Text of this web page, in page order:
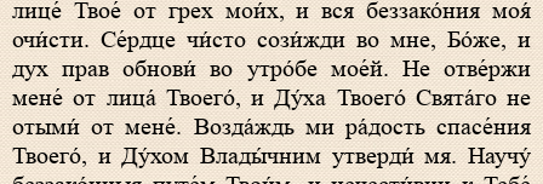
лице́ Твое́ от грех мои́х, и вся беззако́ния моя́
очи́сти. Се́рдце чи́сто сози́жди во мне, Бо́же, и
дух прав обнови́ во утро́бе мое́й. Не отве́ржи
мене́ от лица́ Твоего́, и Ду́ха Твоего́ Свята́го не
отыми́ от мене́. Возда́ждь ми ра́дость спасе́ния
Твоего́, и Ду́хом Влады́чним утверди́ мя. Научу́